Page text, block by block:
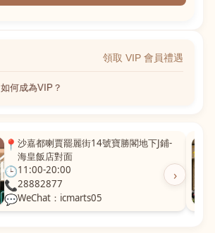
領取 VIP 會員禮遇
如何成為VIP？
›
📍 沙嘉都喇賈罷麗街14號寶勝閣地下J鋪-
海皇飯店對面
🕒11:00-20:00
📞28882877
💬WeChat：icmarts05